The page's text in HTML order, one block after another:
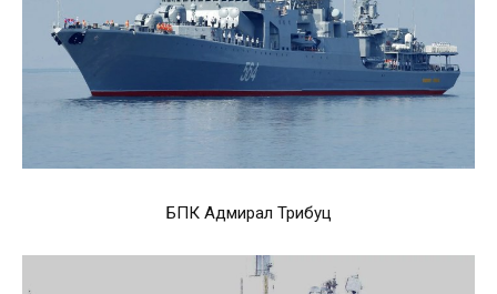
БПК Адмирал Трибуц